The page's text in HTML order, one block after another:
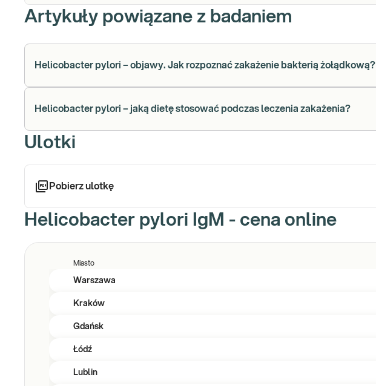
Artykuły powiązane z badaniem
Helicobacter pylori – objawy. Jak rozpoznać zakażenie bakterią żołądkową?
Helicobacter pylori – jaką dietę stosować podczas leczenia zakażenia?
Ulotki
Pobierz ulotkę
Helicobacter pylori IgM - cena online
Miasto
Warszawa
Kraków
Gdańsk
Łódź
Lublin